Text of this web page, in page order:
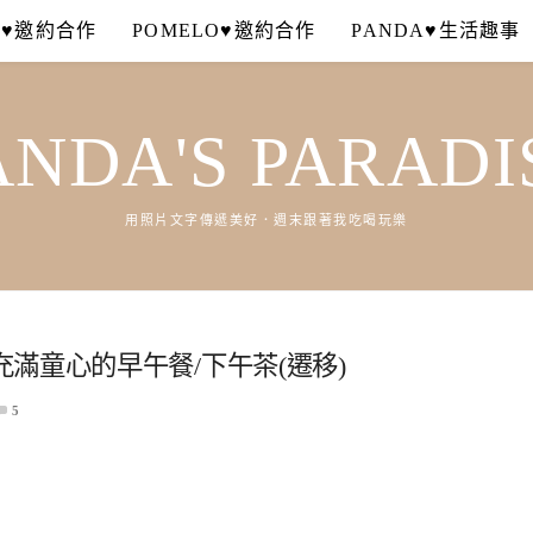
邀約合作 POMELO♥邀約合作 PANDA♥生活趣事
用照片文字傳遞美好．週末跟著我吃喝玩樂
童心的早午餐/下午茶(遷移)
5